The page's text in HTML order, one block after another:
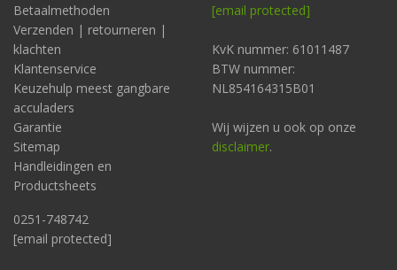
Betaalmethoden
Verzenden | retourneren |
klachten
Klantenservice
Keuzehulp meest gangbare
acculaders
Garantie
Sitemap
Handleidingen en
Productsheets
0251-748742
[email protected]
[email protected]
KvK nummer: 61011487
BTW nummer:
NL854164315B01
Wij wijzen u ook op onze
disclaimer.